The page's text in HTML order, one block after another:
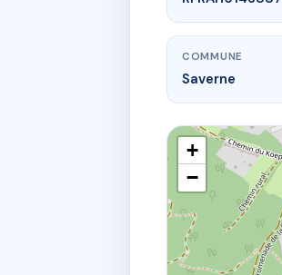
COMMUNE
Saverne
+
−